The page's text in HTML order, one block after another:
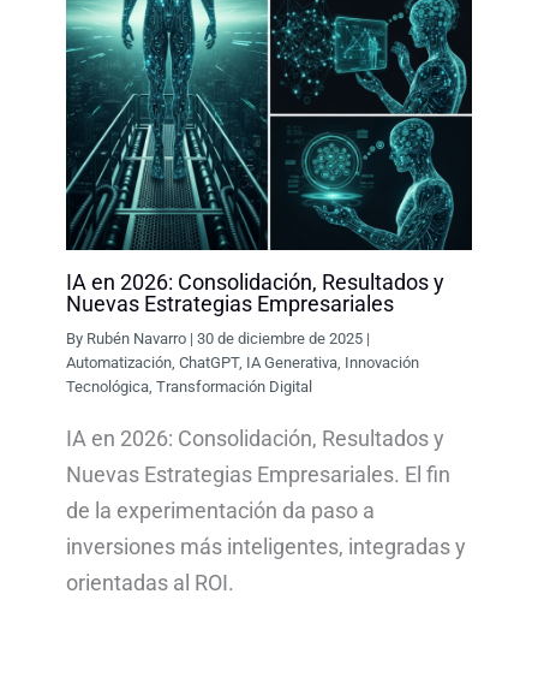
IA en 2026: Consolidación, Resultados y
Nuevas Estrategias Empresariales
By Rubén Navarro |30 de diciembre de 2025 |
Automatización ,ChatGPT, IA Generativa Innovación
Tecnológica ,Transformación Digital
IA en 2026: Consolidación, Resultados y
Nuevas Estrategias Empresariales. El fin
de la experimentación da paso a
inversiones más inteligentes, integradas y
orientadas al ROI.